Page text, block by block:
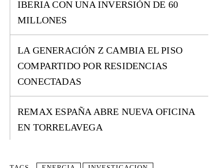
IBERIA CON UNA INVERSIÓN DE 60
MILLONES
LA GENERACIÓN Z CAMBIA EL PISO
COMPARTIDO POR RESIDENCIAS
CONECTADAS
REMAX ESPAÑA ABRE NUEVA OFICINA
EN TORRELAVEGA